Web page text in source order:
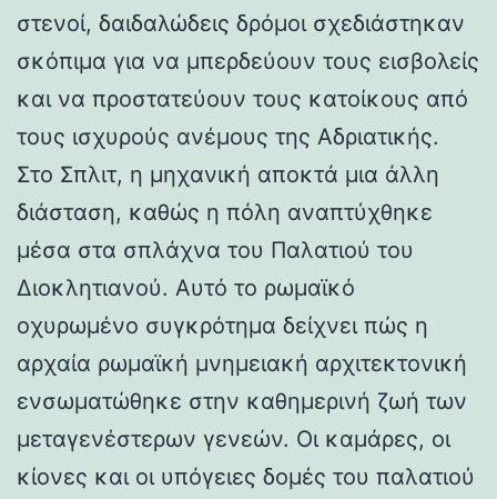
στενοί, δαιδαλώδεις δρόμοι σχεδιάστηκαν
σκόπιμα για να μπερδεύουν τους εισβολείς
και να προστατεύουν τους κατοίκους από
τους ισχυρούς ανέμους της Αδριατικής.
Στο Σπλιτ, η μηχανική αποκτά μια άλλη
διάσταση, καθώς η πόλη αναπτύχθηκε
μέσα στα σπλάχνα του Παλατιού του
Διοκλητιανού. Αυτό το ρωμαϊκό
οχυρωμένο συγκρότημα δείχνει πώς η
αρχαία ρωμαϊκή μνημειακή αρχιτεκτονική
ενσωματώθηκε στην καθημερινή ζωή των
μεταγενέστερων γενεών. Οι καμάρες, οι
κίονες και οι υπόγειες δομές του παλατιού